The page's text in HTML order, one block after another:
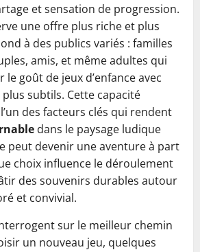
et sensation de progression.
une offre plus riche et plus
à des publics variés : familles
amis, et même adultes qui
goût de jeux d’enfance avec
subtils. Cette capacité
des facteurs clés qui rendent
dans le paysage ludique
peut devenir une aventure à part
choix influence le déroulement
des souvenirs durables autour
et convivial.
sur le meilleur chemin
un nouveau jeu, quelques